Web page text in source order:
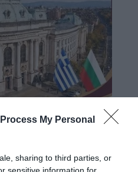
My Personal
sharing to third parties, or
sensitive information for